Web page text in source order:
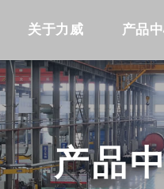
关于力威 产品
产品